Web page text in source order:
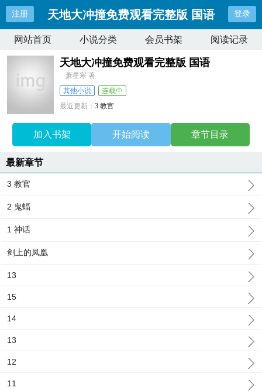
注册 天地大冲撞免费观看完整版 国语 登录
网站首页 小说分类 会员书架 阅读记录
天地大冲撞免费观看完整版 国语
萧星寒 著
其他小说
连载中
最近更新：3 教官
加入书架 开始阅读 章节目录
最新章节
3 教官
2 鬼蝠
1 神话
剑上的凤凰
13
15
14
13
12
11